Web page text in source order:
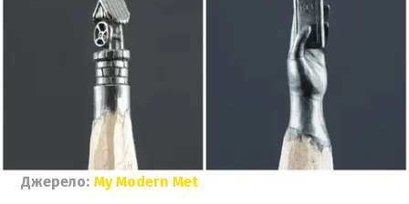
Джерело: My Modern Met